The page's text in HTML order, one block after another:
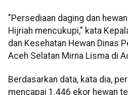
"Persediaan daging dan
Hijriah mencukupi," kata
dan Kesehatan Hewan Dinas
Aceh Selatan Mirna Lisma di
Berdasarkan data, kata dia,
mencapai 1.446 ekor hewan